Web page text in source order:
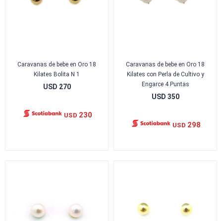
Caravanas de bebe en Oro 18
Kilates Bolita N 1
USD 270
USD 230
Caravanas de bebe en Oro 18
Kilates con Perla de Cultivo y
Engarce 4 Puntas
USD 350
USD 298